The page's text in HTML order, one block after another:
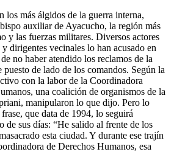
los más álgidos de la guerra interna,
auxiliar de Ayacucho, la región más
y las fuerzas militares. Diversos actores
dirigentes vecinales lo han acusado en
no haber atendido los reclamos de la
puesto de lado de los comandos. Según la
con la labor de la Coordinadora
una coalición de organismos de la
manipularon lo que dijo. Pero lo
que data de 1994, lo seguirá
de sus días: “He salido al frente de los
esta ciudad. Y durante ese trajín
de Derechos Humanos, esa